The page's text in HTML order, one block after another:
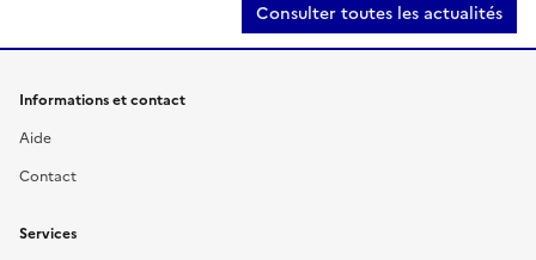
Consulter toutes les actualités
Informations et contact
Aide
Contact
Services